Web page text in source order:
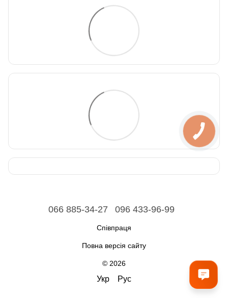
066 885-34-27 096 433-96-99
Співпраця
Повна версія сайту
© 2026
Укр Рус